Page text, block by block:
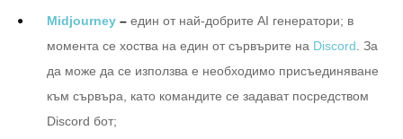
Midjourney – един от най-добрите AI генератори; в
момента се хоства на един от сървърите на Discord . За
да може да се използва е необходимо присъединяване
към сървъра, като командите се задават посредством
Discord бот;